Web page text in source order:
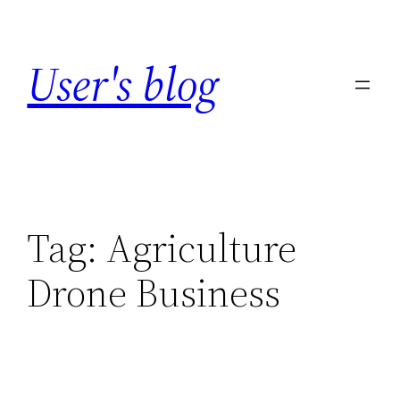
content
User's blog
Tag: Agriculture
Drone Business